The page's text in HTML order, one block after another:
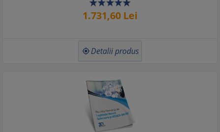
1.731,60 Lei
 Detalii produs